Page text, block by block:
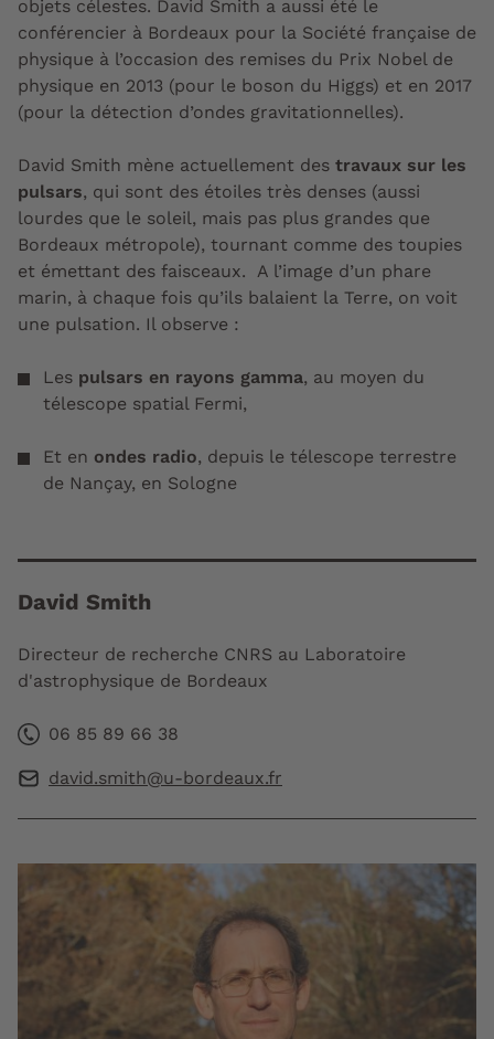
objets célestes. David Smith a aussi été le
conférencier à Bordeaux pour la Société française de
physique à l’occasion des remises du Prix Nobel de
physique en 2013 (pour le boson du Higgs) et en 2017
(pour la détection d’ondes gravitationnelles).
David Smith mène actuellement des travaux sur les
pulsars, qui sont des étoiles très denses (aussi
lourdes que le soleil, mais pas plus grandes que
Bordeaux métropole), tournant comme des toupies
et émettant des faisceaux. A l’image d’un phare
marin, à chaque fois qu’ils balaient la Terre, on voit
une pulsation. Il observe :
Les pulsars en rayons gamma, au moyen du
télescope spatial Fermi,
Et en ondes radio, depuis le télescope terrestre
de Nançay, en Sologne
David Smith
Directeur de recherche CNRS au Laboratoire
d'astrophysique de Bordeaux
06 85 89 66 38
david.smith@u-bordeaux.fr